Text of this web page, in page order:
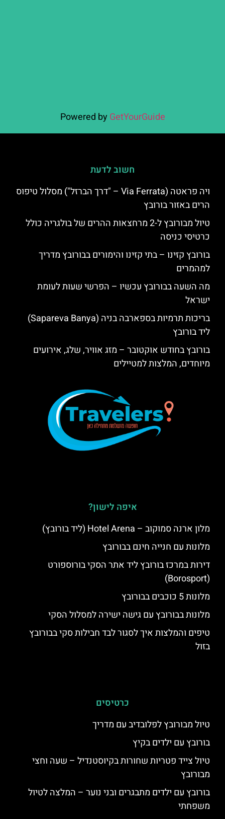
Powered by GetYourGuide
חשוב לדעת
ויה פראטה (Via Ferrata – "דרך הברזל") מסלול טיפוס
הרים באזור בורובץ
טיול מבורובץ ל-2 מרחצאות ההרים של בולגריה כולל
כרטיסי כניסה
בורובץ קזינו – בתי קזינו והימורים בבורובץ מדריך
למהמרים
מה השעה בבורובץ עכשיו – הפרשי שעות לעומת
ישראל
בריכות תרמיות בספארבה בניה (Sapareva Banya)
ליד בורובץ
בורובץ בחודש אוקטובר – מזג אוויר, שלג, אירועים
מיוחדים, המלצות למטיילים
איפה לישון?
מלון ארנה סמוקוב – Hotel Arena (ליד בורובץ)
מלונות עם חנייה חינם בבורובץ
דירות במרכז בורובץ ליד אתר הסקי בורוספורט
(Borosport)
מלונות 5 כוכבים בבורובץ
מלונות בבורובץ עם גישה ישירה למסלול הסקי
טיפים והמלצות איך לסגור לבד חבילות סקי בבורובץ
בזול
כרטיסים
טיול מבורובץ לפלובדיב עם מדריך
בורובץ עם ילדים בקיץ
טיול צייד פטריות שחורות בקיוסטנדיל – שעה וחצי
מבורובץ
בורובץ עם ילדים מתבגרים ובני נוער – המלצה לטיול
משפחתי